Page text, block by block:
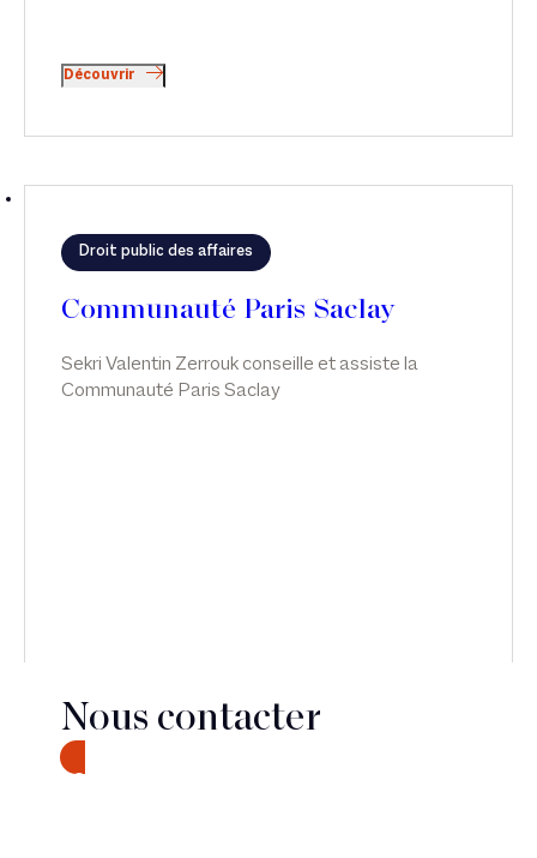
Découvrir
Droit public des affaires
Sekri Valentin Zerrouk conseille et assiste la
Communauté Paris Saclay
Communauté Paris Saclay
Nous contacter